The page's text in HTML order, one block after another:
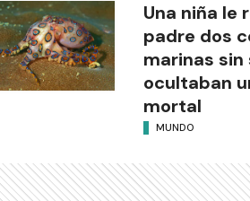
Una niña le
padre dos
marinas sin
ocultaban
mortal
MUNDO